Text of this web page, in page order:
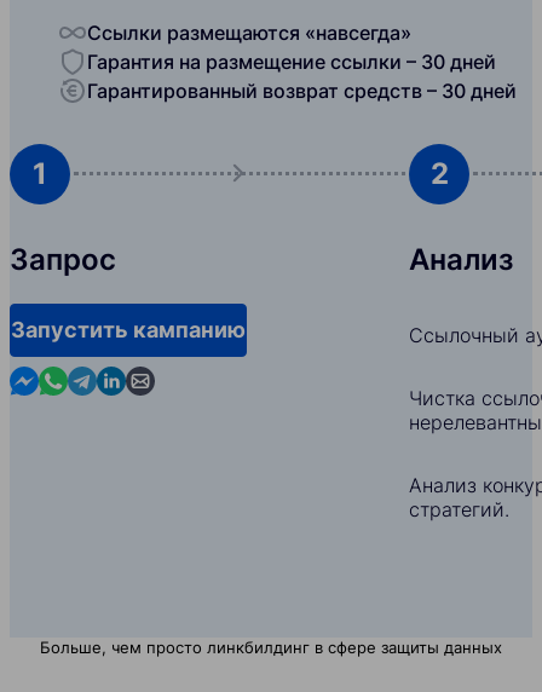
Ссылки размещаются «навсегда»
Гарантия на размещение ссылки – 30 дней
Гарантированный возврат средств – 30 дней
1
Запрос
Запустить кампанию
Contact us in Messenger
Contact us in WhatsApp
Contact us in Telegram
Contact us in Linkedin
Contact us by email
2
Анализ
Ссылочный
Чистка
Анализ
стратегий.
Больше, чем просто линкбилдинг в сфере защиты данных